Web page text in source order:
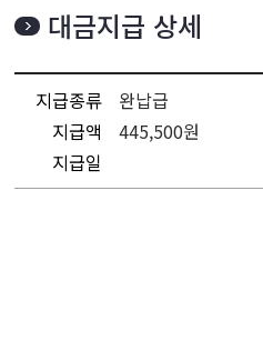
대금지급 상세
지급종류
완납급
지급액
445,500원
지급일